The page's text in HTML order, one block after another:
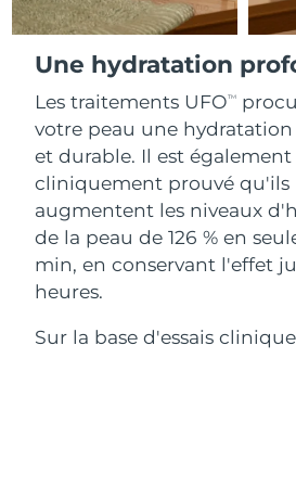
Une hydratation
Les traitements UFOTM
votre peau une
et durable. Il est également
cliniquement prouvé qu'ils
augmentent les niveaux
de la peau de 126 % en
min, en conservant l'effet
heures.
Sur la base d'essais
For healthy hair
18% PAP
Cosmétiques
Acheter tout
FOREO APP
À PROPROS
Israël
Italie
Japon
Jersey
Kazakhstan
Koweït
Lettonie